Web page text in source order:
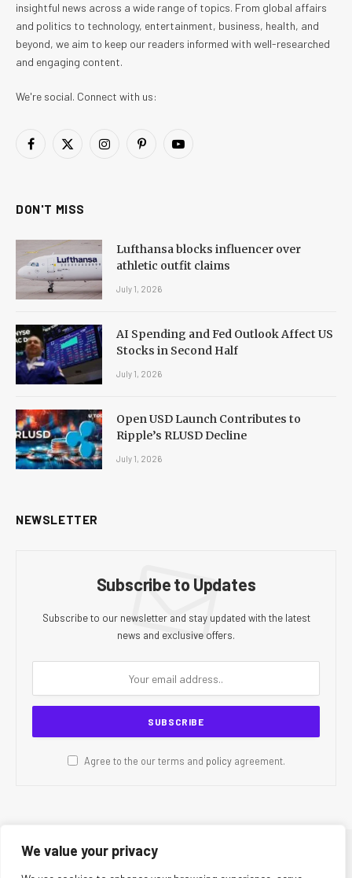
We value your privacy
insightful news across a wide range of topics. From global affairs
and politics to technology, entertainment, business, health, and
beyond, we aim to keep our readers informed with well-researched
and engaging content.
We're social. Connect with us:
Facebook
X
InstagramPinterestYouTube
DON'T MISS
Lufthansa blocks influencer over
athletic outfit claims
July 1, 2026
AI Spending and Fed Outlook Affect US
Stocks in Second Half
July 1, 2026
Open USD Launch Contributes to
Ripple’s RLUSD Decline
July 1, 2026
NEWSLETTER
Subscribe to Updates
Subscribe to our newsletter and stay updated with the latest
news and exclusive offers.
Agree to the our terms and policyagreement.